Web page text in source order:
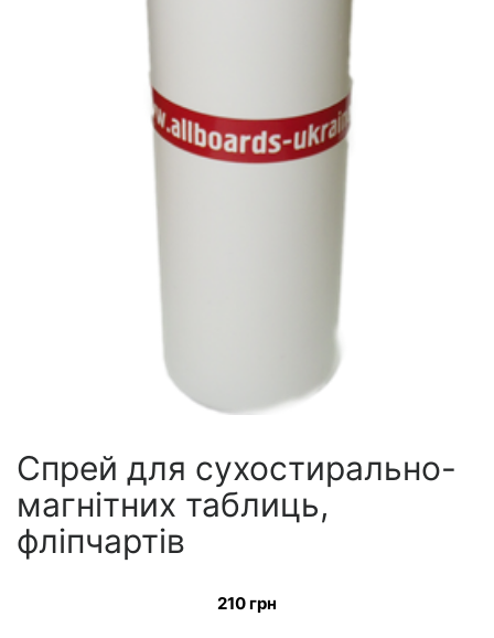
Спрей для сухостирально-
магнітних таблиць,
фліпчартів
210грн